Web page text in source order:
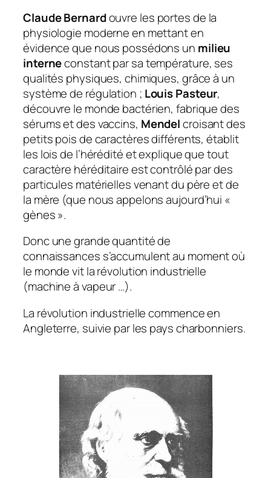
Claude Bernardouvre les portes de la
physiologie moderne en mettant en
évidence que nous possédons un milieu
interneconstant par sa température, ses
qualités physiques, chimiques, grâce à un
système de régulation ; Louis Pasteur,
découvre le monde bactérien, fabrique des
sérums et des vaccins, Mendelcroisant des
petits pois de caractères différents, établit
les lois de l’hérédité et explique que tout
caractère héréditaire est contrôlé par des
particules matérielles venant du père et de
la mère (que nous appelons aujourd’hui «
gènes ».
Donc une grande quantité de
connaissances s’accumulent au moment où
le monde vit la révolution industrielle
(machine à vapeur …).
La révolution industrielle commence en
Angleterre, suivie par les pays charbonniers.